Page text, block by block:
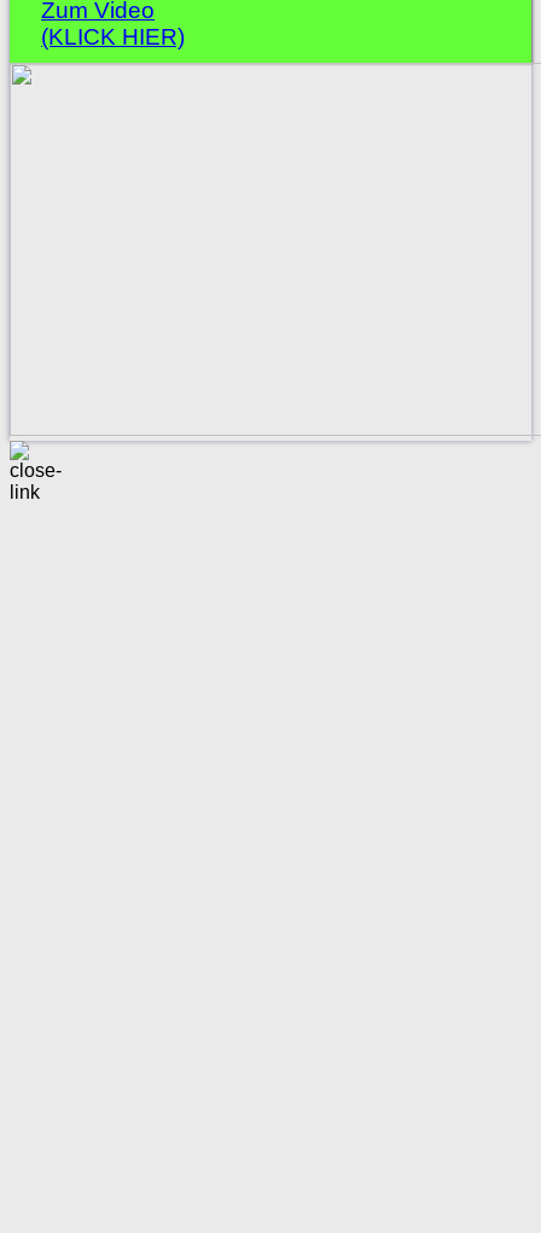
Zum Video
(KLICK HIER)